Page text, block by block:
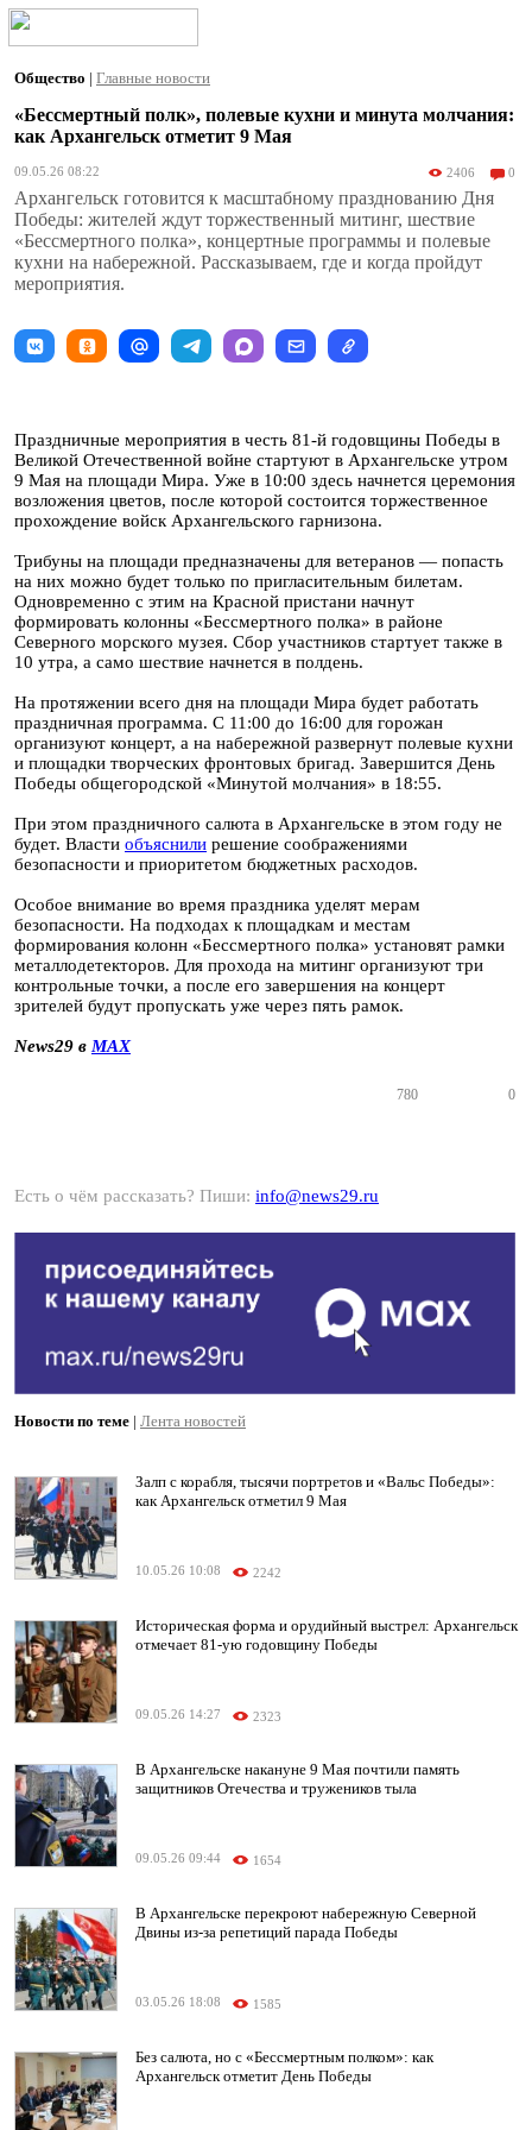
Общество | Главные новости
«Бессмертный полк», полевые кухни и минута молчания:
как Архангельск отметит 9 Мая
09.05.26 08:22 2406 0
Архангельск готовится к масштабному празднованию Дня
Победы: жителей ждут торжественный митинг, шествие
«Бессмертного полка», концертные программы и полевые
кухни на набережной. Рассказываем, где и когда пройдут
мероприятия.
Праздничные мероприятия в честь 81-й годовщины Победы в
Великой Отечественной войне стартуют в Архангельске утром
9 Мая на площади Мира. Уже в 10:00 здесь начнется церемония
возложения цветов, после которой состоится торжественное
прохождение войск Архангельского гарнизона.
Трибуны на площади предназначены для ветеранов — попасть
на них можно будет только по пригласительным билетам.
Одновременно с этим на Красной пристани начнут
формировать колонны «Бессмертного полка» в районе
Северного морского музея. Сбор участников стартует также в
10 утра, а само шествие начнется в полдень.
На протяжении всего дня на площади Мира будет работать
праздничная программа. С 11:00 до 16:00 для горожан
организуют концерт, а на набережной развернут полевые кухни
и площадки творческих фронтовых бригад. Завершится День
Победы общегородской «Минутой молчания» в 18:55.
При этом праздничного салюта в Архангельске в этом году не
будет. Власти объяснили решение соображениями
безопасности и приоритетом бюджетных расходов.
Особое внимание во время праздника уделят мерам
безопасности. На подходах к площадкам и местам
формирования колонн «Бессмертного полка» установят рамки
металлодетекторов. Для прохода на митинг организуют три
контрольные точки, а после его завершения на концерт
зрителей будут пропускать уже через пять рамок.
News29 в MAX
780 0
Есть о чём рассказать? Пиши: info@news29.ru
Новости по теме | Лента новостей
Залп с корабля, тысячи портретов и «Вальс Победы»:
как Архангельск отметил 9 Мая
10.05.26 10:08 2242
Историческая форма и орудийный выстрел: Архангельск
отмечает 81-ую годовщину Победы
09.05.26 14:27 2323
В Архангельске накануне 9 Мая почтили память
защитников Отечества и тружеников тыла
09.05.26 09:44 1654
В Архангельске перекроют набережную Северной
Двины из-за репетиций парада Победы
03.05.26 18:08 1585
Без салюта, но с «Бессмертным полком»: как
Архангельск отметит День Победы